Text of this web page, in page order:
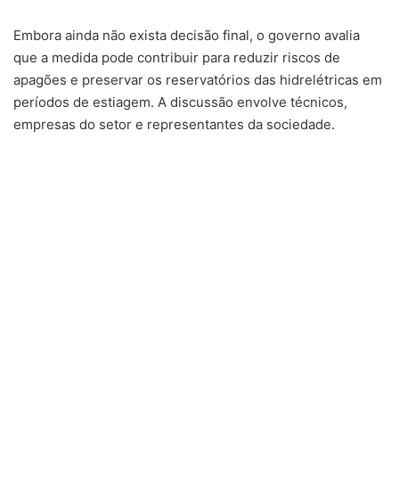
Embora ainda não exista decisão final, o governo avalia
que a medida pode contribuir para reduzir riscos de
apagões e preservar os reservatórios das hidrelétricas em
períodos de estiagem. A discussão envolve técnicos,
empresas do setor e representantes da sociedade.